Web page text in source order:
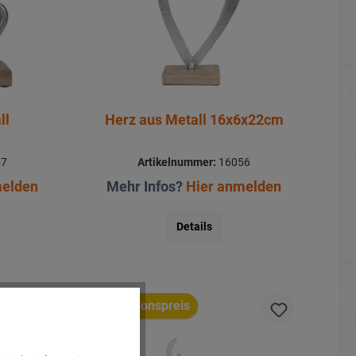
Herz aus Metall 16x6x22cm
Artikelnummer: 16056
Mehr Infos? Hier anmelden
Details
Aktionspreis